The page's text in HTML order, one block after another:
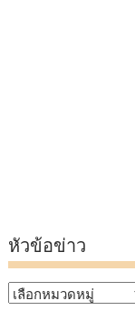
หัวข้อข่าว
หัวข้อ